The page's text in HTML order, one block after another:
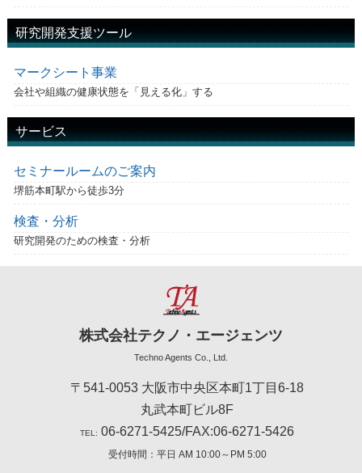
研究開発支援ツール
マークシート事業
会社や組織の健康状態を「見える化」する
サービス
セミナールームのご案内
堺筋本町駅から徒歩3分
検査・分析
研究開発のための検査・分析
株式会社テクノ・エージェンツ
Techno Agents Co., Ltd.
〒541-0053 大阪市中央区本町1丁目6-18
丸武本町ビル8F
TEL: 06-6271-5425/FAX:06-6271-5426
受付時間：平日 AM 10:00～PM 5:00